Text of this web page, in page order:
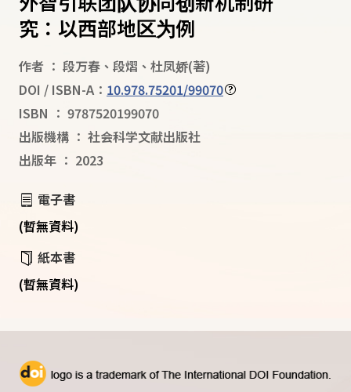
究：以西部地区为例
作者 ： 段万春 、 段熠 、 杜凤娇(著)
DOI / ISBN-A： 10.978.75201/99070
ISBN ： 9787520199070
出版機構 ： 社会科学文献出版社
出版年 ： 2023
電子書
(暫無資料)
紙本書
(暫無資料)